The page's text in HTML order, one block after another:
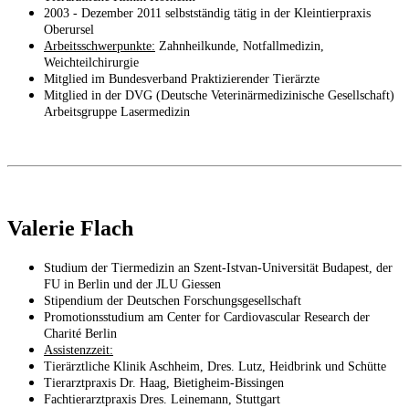
2003 - Dezember 2011 selbstständig tätig in der Kleintierpraxis
Oberursel
Arbeitsschwerpunkte: Zahnheilkunde, Notfallmedizin,
Weichteilchirurgie
Mitglied im Bundesverband Praktizierender Tierärzte
Mitglied in der DVG (Deutsche Veterinärmedizinische Gesellschaft)
Arbeitsgruppe Lasermedizin
Valerie Flach
Studium der Tiermedizin an Szent-Istvan-Universität Budapest, der
FU in Berlin und der JLU Giessen
Stipendium der Deutschen Forschungsgesellschaft
Promotionsstudium am Center for Cardiovascular Research der
Charité Berlin
Assistenzzeit:
Tierärztliche Klinik Aschheim, Dres. Lutz, Heidbrink und Schütte
Tierarztpraxis Dr. Haag, Bietigheim-Bissingen
Fachtierarztpraxis Dres. Leinemann, Stuttgart